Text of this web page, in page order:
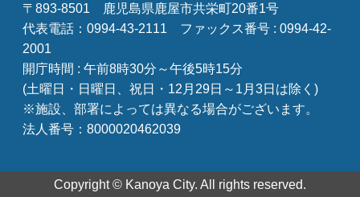
〒893-8501
鹿児島県鹿屋市共栄町20番1号
代表電話：0994-43-2111
ファックス番号 : 0994-42-
2001
開庁時間 : 午前8時30分～午後5時15分
(土曜日・日曜日、祝日・12月29日～1月3日は除く)
※施設、部署によっては異なる場合がございます。
法人番号：8000020462039
Copyright © Kanoya City. All rights reserved.